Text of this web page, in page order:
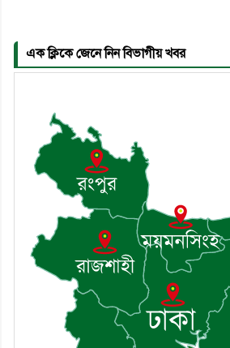
৬। জেলা পুলিশ
পেলেন
৭।
শৃঙ্খলা কমিটির
৮। দাউদকান্দিতে
খোঁজখবর নিলেন
হোসেন
৯। মেঘনায় আইন-
মাসিক সভা
এক ক্লিকে জেনে নিন বিভাগীয় খবর